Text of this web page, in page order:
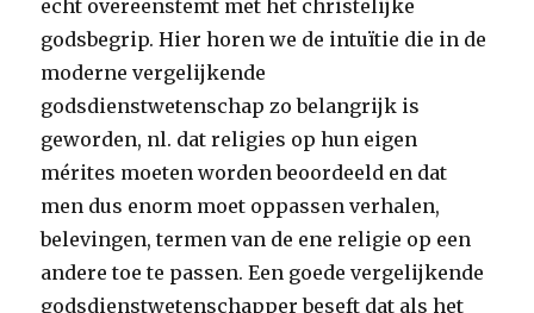
echt overeenstemt met het christelijke
godsbegrip. Hier horen we de intuïtie die in de
moderne vergelijkende
godsdienstwetenschap zo belangrijk is
geworden, nl. dat religies op hun eigen
mérites moeten worden beoordeeld en dat
men dus enorm moet oppassen verhalen,
belevingen, termen van de ene religie op een
andere toe te passen. Een goede vergelijkende
godsdienstwetenschapper beseft dat als het